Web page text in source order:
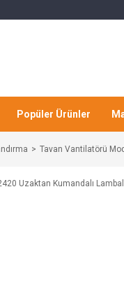
Popüler Ürünler
Tavan Vantilatörü